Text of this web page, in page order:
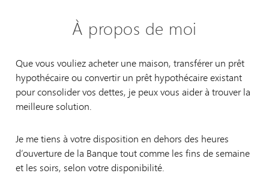
À propos de moi
Que vous vouliez acheter une maison, transférer un prêt
hypothécaire ou convertir un prêt hypothécaire existant
pour consolider vos dettes, je peux vous aider à trouver la
meilleure solution.
Je me tiens à votre disposition en dehors des heures
d’ouverture de la Banque tout comme les fins de semaine
et les soirs, selon votre disponibilité.